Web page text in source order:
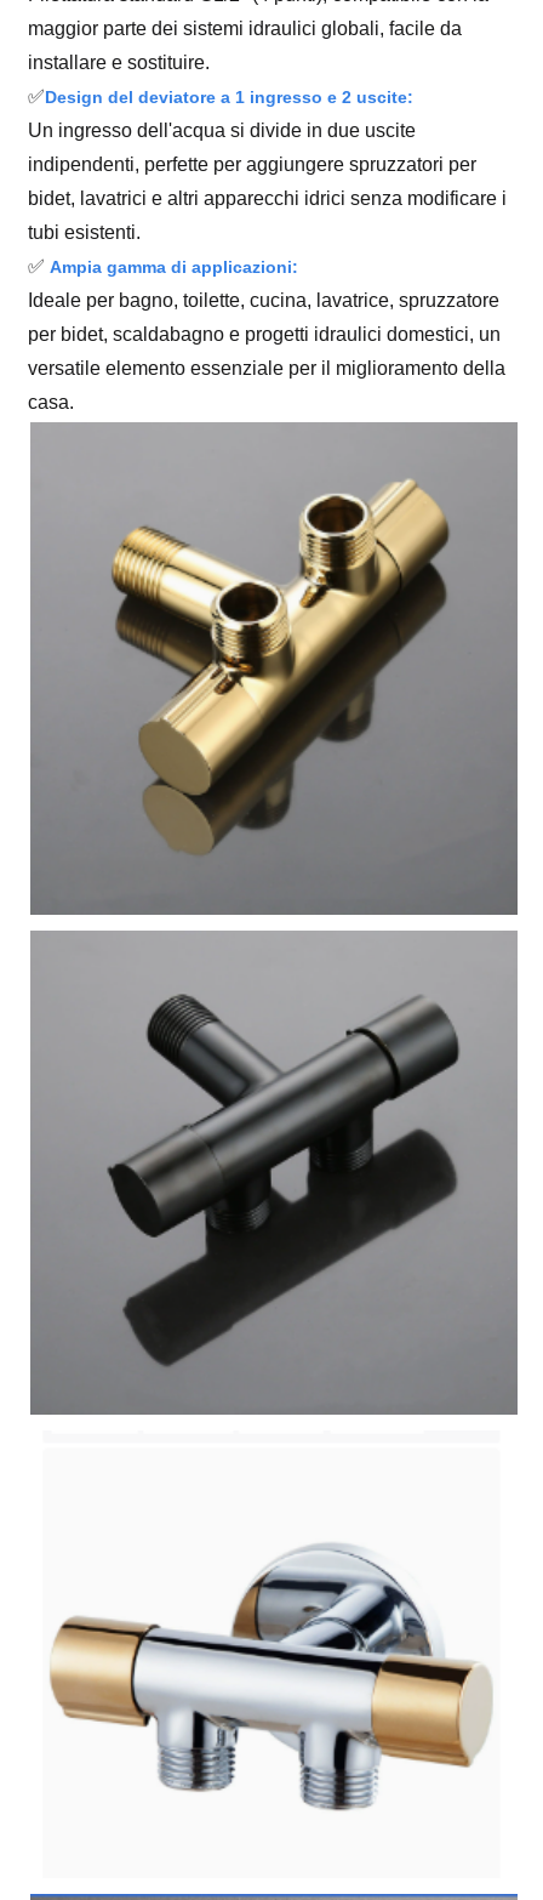
maggior parte dei sistemi idraulici globali, facile da
installare e sostituire.
✅Design del deviatore a 1 ingresso e 2 uscite:
Un ingresso dell'acqua si divide in due uscite
indipendenti, perfette per aggiungere spruzzatori per
bidet, lavatrici e altri apparecchi idrici senza modificare i
tubi esistenti.
✅Ampia gamma di applicazioni:
Ideale per bagno, toilette, cucina, lavatrice, spruzzatore
per bidet, scaldabagno e progetti idraulici domestici, un
versatile elemento essenziale per il miglioramento della
casa.